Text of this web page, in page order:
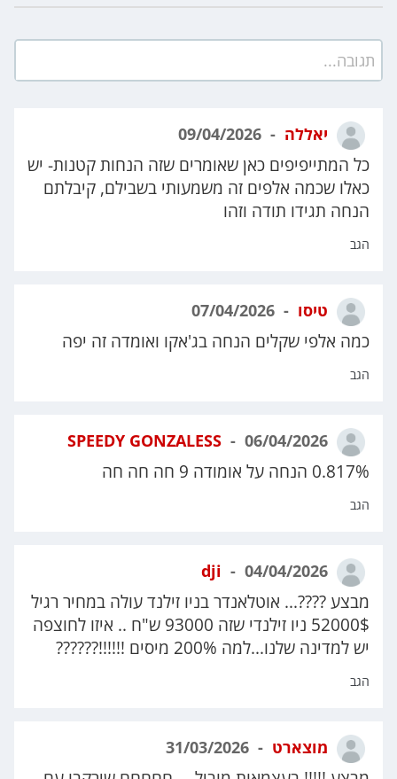
תגובה...
יאללה
כל המתייפיפים כאן שאומרים שזה הנחות קטנות- יש
כאלו שכמה אלפים זה משמעותי בשבילם, קיבלתם
הנחה תגידו תודה וזהו
הגב
טיסו
כמה אלפי שקלים הנחה בג'אקו ואומדה זה יפה
הגב
SPEEDY GONZALESS 06/04/2026
0.817% הנחה על אומודה 9 חה חה חה
הגב
dji 04/04/2026
מבצע ????... אוטלאנדר בניו זילנד עולה במחיר רגיל
52000$ ניו זילנדי שזה 93000 ש"ח .. איזו לחוצפה
יש למדינה שלנו...למה 200% מיסים !!!!!!??????
הגב
מוצארט